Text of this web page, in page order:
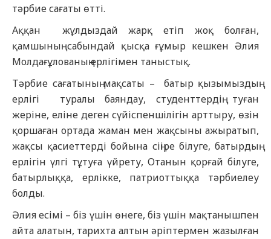
тәрбие сағаты өтті.
Аққан жұлдыздай жарқ етіп жоқ болған,
қамшының сабындай қысқа ғұмыр кешкен Әлия
Молдағұлованың ерлігімен таныстық.
Тәрбие сағатының мақсаты – батыр қызымыздың
ерлігі туралы баяндау, студенттердің туған
жеріне, еліне деген сүйіспеншілігін арттыру, өзін
қоршаған ортада жаман мен жақсыны ажыратып,
жақсы қасиеттерді бойына сіңіре білуге, батырдың
ерлігін үлгі тұтуға үйрету, Отанын қорғай білуге,
батырлыққа, ерлікке, патриоттыққа тәрбиелеу
болды.
Әлия есімі – біз үшін өнеге, біз үшін мақтанышпен
айта алатын, тарихта алтын әріптермен жазылған